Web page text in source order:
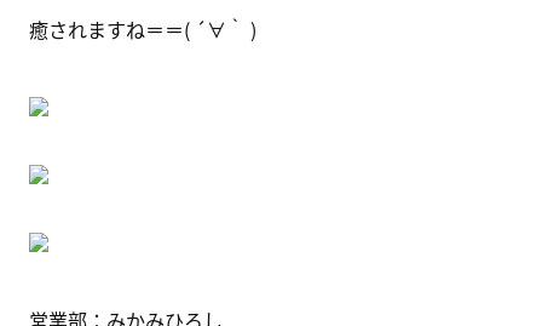
癒されますね＝＝( ´∀｀ )
営業部：みかみひろし